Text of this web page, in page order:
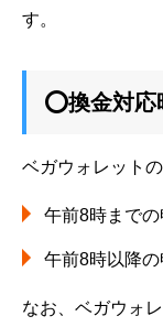
す。
⭕換金対応
ベガウォレット
午前8時まで
午前8時以降の
なお、ベガウォ